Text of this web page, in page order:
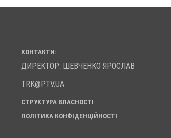
КОНТАКТИ:
ДИРЕКТОР: ШЕВЧЕНКО ЯРОСЛАВ
TRK@PTV.UA
СТРУКТУРА ВЛАСНОСТІ
ПОЛІТИКА КОНФІДЕНЦІЙНОСТІ